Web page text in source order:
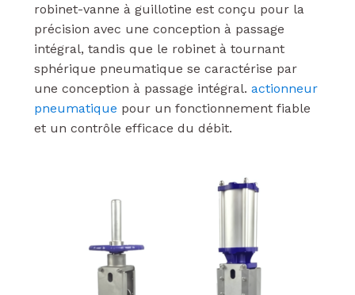
robinet-vanne à guillotine est conçu pour la
précision avec une conception à passage
intégral, tandis que le robinet à tournant
sphérique pneumatique se caractérise par
une conception à passage intégral. actionneur
pneumatique pour un fonctionnement fiable
et un contrôle efficace du débit.